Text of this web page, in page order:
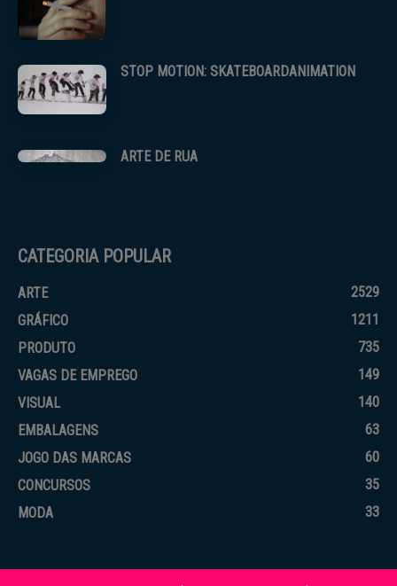
STOP MOTION: SKATEBOARDANIMATION
ARTE DE RUA
CATEGORIA POPULAR
ARTE
2529
GRÁFICO
1211
PRODUTO
735
VAGAS DE EMPREGO
149
VISUAL
140
EMBALAGENS
63
JOGO DAS MARCAS
60
CONCURSOS
35
MODA
33